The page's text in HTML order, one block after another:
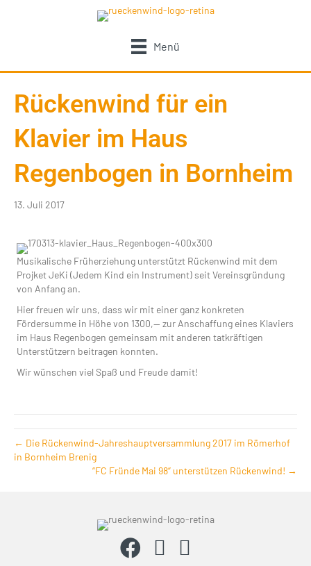
Menü
Rückenwind für ein
Klavier im Haus
Regenbogen in Bornheim
13. Juli 2017
Musikalische Früherziehung unterstützt Rückenwind mit dem
Projket JeKi (Jedem Kind ein Instrument) seit Vereinsgründung
von Anfang an.
Hier freuen wir uns, dass wir mit einer ganz konkreten
Fördersumme in Höhe von 1300,— zur Anschaffung eines Klaviers
im Haus Regenbogen gemeinsam mit anderen tatkräftigen
Unterstützern beitragen konnten.
Wir wünschen viel Spaß und Freude damit!
← Die Rückenwind-Jahreshauptversammlung 2017 im Römerhof
in Bornheim Brenig
“FC Fründe Mai 98“ unterstützen Rückenwind! →